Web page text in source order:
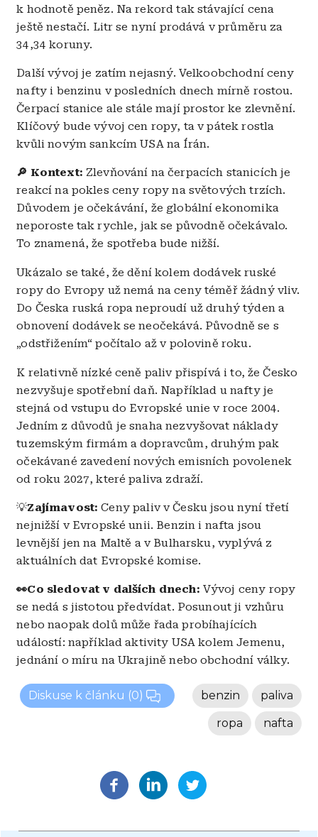
k hodnotě peněz. Na rekord tak stávající cena
ještě nestačí. Litr se nyní prodává v průměru za
34,34 koruny.
Další vývoj je zatím nejasný. Velkoobchodní ceny
nafty i benzinu v posledních dnech mírně rostou.
Čerpací stanice ale stále mají prostor ke zlevnění.
Klíčový bude vývoj cen ropy, ta v pátek rostla
kvůli novým sankcím USA na Írán.
🔎 Kontext: Zlevňování na čerpacích stanicích je
reakcí na pokles ceny ropy na světových trzích.
Důvodem je očekávání, že globální ekonomika
neporoste tak rychle, jak se původně očekávalo.
To znamená, že spotřeba bude nižší.
Ukázalo se také, že dění kolem dodávek ruské
ropy do Evropy už nemá na ceny téměř žádný vliv.
Do Česka ruská ropa neproudí už druhý týden a
obnovení dodávek se neočekává. Původně se s
„odstřižením“ počítalo až v polovině roku.
K relativně nízké ceně paliv přispívá i to, že Česko
nezvyšuje spotřební daň. Například u nafty je
stejná od vstupu do Evropské unie v roce 2004.
Jedním z důvodů je snaha nezvyšovat náklady
tuzemským firmám a dopravcům, druhým pak
očekávané zavedení nových emisních povolenek
od roku 2027, které paliva zdraží.
💡Zajímavost: Ceny paliv v Česku jsou nyní třetí
nejnižší v Evropské unii. Benzin i nafta jsou
levnější jen na Maltě a v Bulharsku, vyplývá z
aktuálních dat Evropské komise.
👀Co sledovat v dalších dnech: Vývoj ceny ropy
se nedá s jistotou předvídat. Posunout ji vzhůru
nebo naopak dolů může řada probíhajících
událostí: například aktivity USA kolem Jemenu,
jednání o míru na Ukrajině nebo obchodní války.
Diskuse k článku (0) paliva
benzin
nafta
ropa